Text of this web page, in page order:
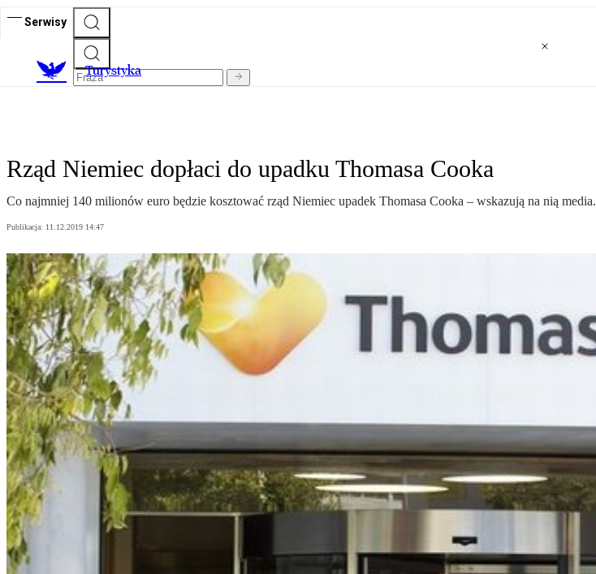
Serwisy
Turystyka
Rząd Niemiec dopłaci do upadku Thomasa Cooka
Co najmniej 140 milionów euro będzie kosztować rząd Niemiec upadek Thomasa Cooka – wskazują na nią media.
Publikacja: 11.12.2019 14:47